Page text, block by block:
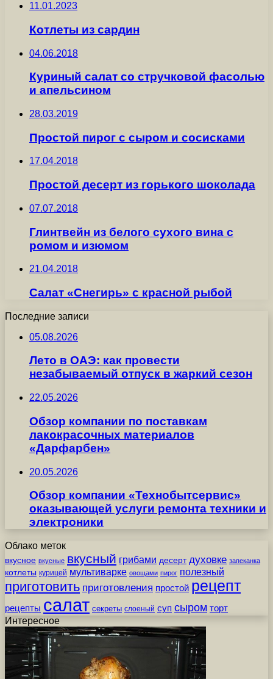
11.01.2023
Котлеты из сардин
04.06.2018
Куриный салат со стручковой фасолью
и апельсином
28.03.2019
Простой пирог с сыром и сосисками
17.04.2018
Простой десерт из горького шоколада
07.07.2018
Глинтвейн из белого сухого вина с
ромом и изюмом
21.04.2018
Салат «Снегирь» с красной рыбой
Последние записи
05.08.2026
Лето в ОАЭ: как провести
незабываемый отпуск в жаркий сезон
22.05.2026
Обзор компании по поставкам
лакокрасочных материалов
«Дарфарбен»
20.05.2026
Обзор компании «Технобытсервис»
оказывающей услуги ремонта техники и
электроники
Облако меток
вкусное вкусные вкусный грибами десерт духовке запеканка
котлеты курицей мультиварке овощами пирог полезный
приготовить приготовления простой рецепт
рецепты салат секреты слоеный суп сыром торт
Интересное